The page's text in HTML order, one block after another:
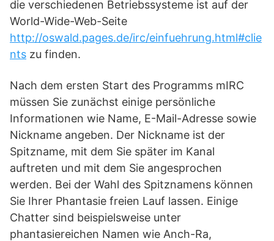
die verschiedenen Betriebssysteme ist auf der
World-Wide-Web-Seite
http://oswald.pages.de/irc/einfuehrung.html#clie
nts zu finden.
Nach dem ersten Start des Programms mIRC
müssen Sie zunächst einige persönliche
Informationen wie Name, E-Mail-Adresse sowie
Nickname angeben. Der Nickname ist der
Spitzname, mit dem Sie später im Kanal
auftreten und mit dem Sie angesprochen
werden. Bei der Wahl des Spitznamens können
Sie Ihrer Phantasie freien Lauf lassen. Einige
Chatter sind beispielsweise unter
phantasiereichen Namen wie Anch-Ra,